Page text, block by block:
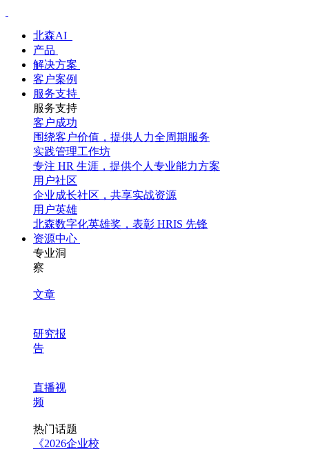
北森AI
产品
解决方案
客户案例
服务支持
服务支持
客户成功
围绕客户价值，提供人力全周期服务
实践管理工作坊
专注 HR 生涯，提供个人专业能力方案
用户社区
企业成长社区，共享实战资源
用户英雄
北森数字化英雄奖，表彰 HRIS 先锋
资源中心
专业洞
察
文章
研究报
告
直播视
频
热门话题
《2026企业校